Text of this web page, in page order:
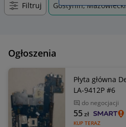
Filtruj Gostynin,
Ogłoszenia
Płyta główna
LA-9412P #6
do negocjacji
KUP TERAZ
55zł